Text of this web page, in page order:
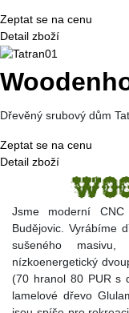
Zeptat se na cenu
Detail zboží
Dřevěný srubový dům
Zeptat se na cenu
Detail zboží
Jsme moderní
Budějovic. Vyrábíme
sušeného
nízkoenergetický
(70 hranol 80 PUR s
lamelové dřevo